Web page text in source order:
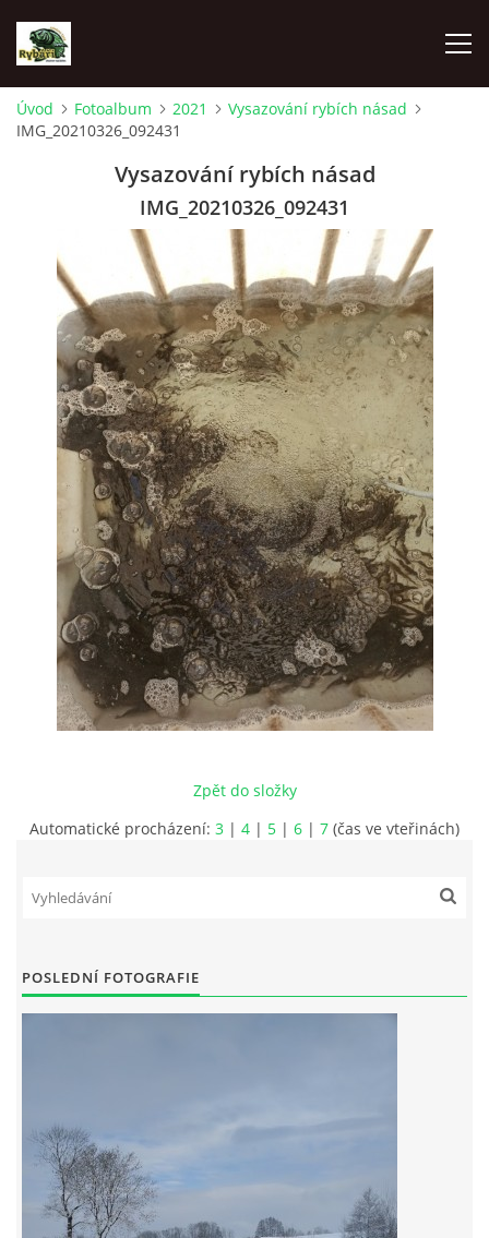
ÚVOD
SPONZOŘI MO ČRS SKUHROV NAD BĚLOU
O NÁS
RYBÁŘSKÝ KROUŽEK
HISTORIE
JAK SE STÁT ČLENEM MO ČRS
RYBÁŘSKÝ ŘÁD, MÍSTNÍ POVOLENKY
PLÁN AKCÍ
PROBĚHLÉ AKCE
RYBÁŘSKÝ ŘÁD VÝCHODOČESKÉHO RYBÁŘSKEHO SVAZU
© 2026 eStránky.cz
Úvod Fotoalbum 2021
Vysazování rybích násad
IMG_20210326_092431
Vysazování rybích násad
IMG_20210326_092431
Zpět do složky
Automatické procházení: 3 | 4 | 5 | 6 | 7 (čas ve vteřinách)
POSLEDNÍ FOTOGRAFIE